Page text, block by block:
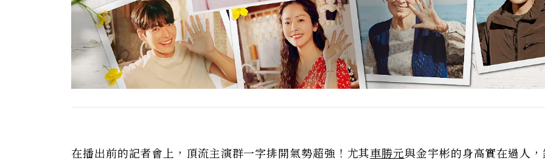
在播出前的記者會上，頂流主演群一字排開氣勢超強！尤其車勝元與金宇彬的身高實在過人